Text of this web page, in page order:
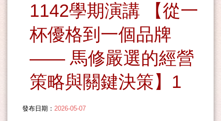
1142學期演講 【從一
杯優格到一個品牌
—— 馬修嚴選的經營
策略與關鍵決策】1
發布日期： 2026-05-07